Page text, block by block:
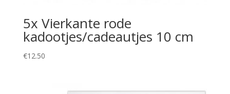
5x Vierkante rode
kadootjes/cadeautjes 10 cm
€12.50